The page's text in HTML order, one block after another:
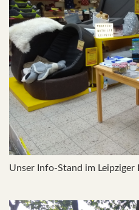
Unser Info-Stand im Leipziger